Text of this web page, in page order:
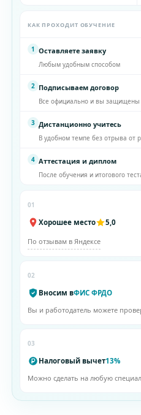
КАК ПРОХОДИТ ОБУЧЕНИЕ
1 Оставляете заявку
Любым удобным способом
2 Подписываем договор
Все официально и вы защищены
3 Дистанционно учитесь
В удобном темпе без отрыва от
4 Аттестация и диплом
После обучения и итогового
01
Хорошее место 5,0
По отзывам в Яндексе
02
Вносим вФИС ФРДО
Вы и работодатель можете
03
Налоговый вычет13%
Можно сделать на любую